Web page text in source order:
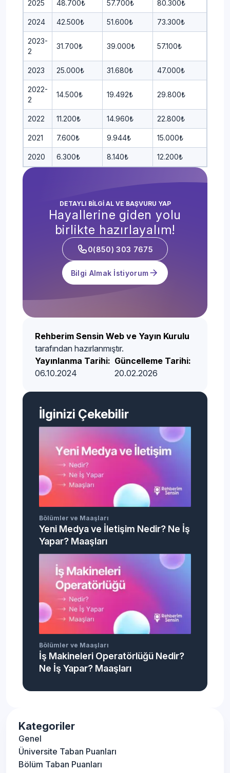
2025 48.700₺ 57.700₺ 80.300₺
2024 42.500₺ 51.600₺ 73.300₺
2023-
2
31.700₺ 39.000₺ 57.100₺
2023 25.000₺ 31.680₺ 47.000₺
2022-
2
14.500₺ 19.492₺ 29.800₺
2022 11.200₺ 14.960₺ 22.800₺
2021 7.600₺ 9.944₺ 15.000₺
2020 6.300₺ 8.140₺ 12.200₺
DETAYLI BİLGİ AL VE BAŞVURU YAP
Hayallerine giden yolu
birlikte hazırlayalım!
0(850) 303 7675
Bilgi Almak İstiyorum
Rehberim Sensin Web ve Yayın Kurulu
tarafından hazırlanmıştır.
Yayınlanma Tarihi:
06.10.2024
Güncelleme Tarihi:
20.02.2026
İlginizi Çekebilir
Bölümler ve Maaşları
Yeni Medya ve İletişim Nedir? Ne İş
Yapar? Maaşları
Bölümler ve Maaşları
İş Makineleri Operatörlüğü Nedir?
Ne İş Yapar? Maaşları
Kategoriler
Genel
Üniversite Taban Puanları
Bölüm Taban Puanları